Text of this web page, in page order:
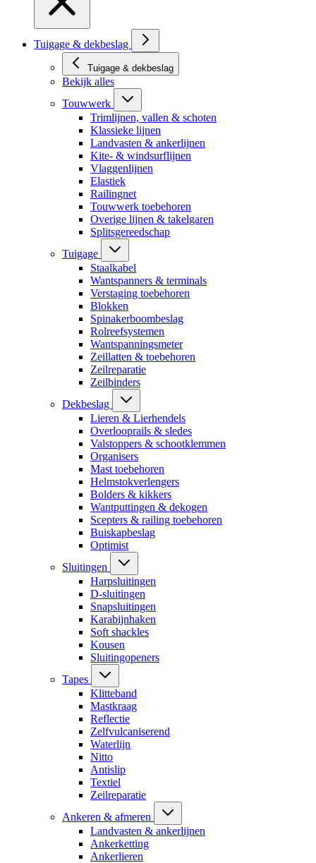
Tuigage & dekbeslag
Tuigage & dekbeslag
Bekijk alles
Touwwerk
Trimlijnen, vallen & schoten
Klassieke lijnen
Landvasten & ankerlijnen
Kite- & windsurflijnen
Vlaggenlijnen
Elastiek
Railingnet
Touwwerk toebehoren
Overige lijnen & takelgaren
Splitsgereedschap
Tuigage
Staalkabel
Wantspanners & terminals
Verstaging toebehoren
Blokken
Spinakerboombeslag
Rolreefsystemen
Wantspanningsmeter
Zeillatten & toebehoren
Zeilreparatie
Zeilbinders
Dekbeslag
Lieren & Lierhendels
Overlooprails & sledes
Valstoppers & schootklemmen
Organisers
Mast toebehoren
Helmstokverlengers
Bolders & kikkers
Wantputtingen & dekogen
Scepters & railing toebehoren
Buiskapbeslag
Optimist
Sluitingen
Harpsluitingen
D-sluitingen
Snapsluitingen
Karabijnhaken
Soft shackles
Kousen
Sluitingopeners
Tapes
Klitteband
Mastkraag
Reflectie
Zelfvulcaniserend
Waterlijn
Nitto
Antislip
Textiel
Zeilreparatie
Ankeren & afmeren
Landvasten & ankerlijnen
Ankerketting
Ankerlieren